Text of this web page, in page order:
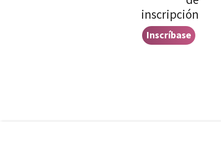
inscripción
Inscríbase